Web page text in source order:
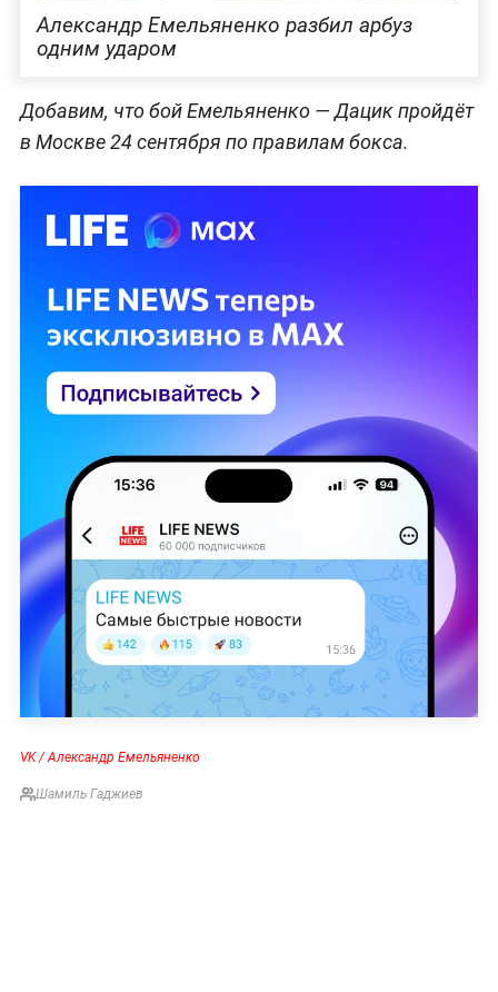
Александр Емельяненко разбил арбуз
одним ударом
Добавим, что бой Емельяненко — Дацик пройдёт
в Москве 24 сентября по правилам бокса.
VK / Александр Емельяненко
Шамиль Гаджиев